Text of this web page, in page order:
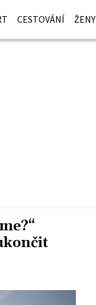
CESTOVÁNÍ ŽENY